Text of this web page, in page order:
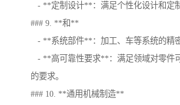
- **定制设计**：满足个性化设计和定制
### 9. **和**
- **系统部件**：加工、车等系统的精密
- **高可靠性要求**：满足领域对零件
的要求。
### 10. **通用机械制造**